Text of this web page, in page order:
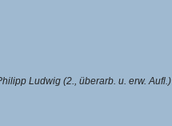
Ludwig (2., überarb. u. erw. Aufl.)